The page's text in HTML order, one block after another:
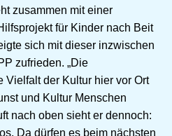
zusammen mit einer
für Kinder nach Beit
sich mit dieser inzwischen
zufrieden. „Die
Vielfalt der Kultur hier vor Ort
und Kultur Menschen
nach oben sieht er dennoch:
Da dürfen es beim nächsten